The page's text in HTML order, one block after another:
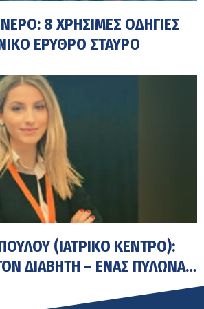
8 ΧΡΉΣΙΜΕΣ ΟΔΗΓΊΕΣ
ΕΡΥΘΡΌ ΣΤΑΥΡΌ
(ΙΑΤΡΙΚΟ ΚΕΝΤΡΟ):
ΔΙΑΒΉΤΗ – ΈΝΑΣ ΠΥΛΏΝΑΣ